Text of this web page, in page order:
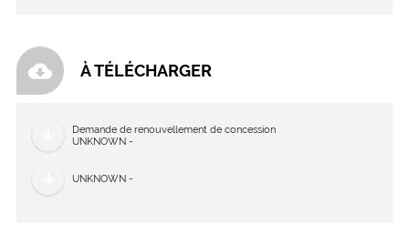
cloud_download À TÉLÉCHARGER
Demande de renouvellement de concession
UNKNOWN -
UNKNOWN -